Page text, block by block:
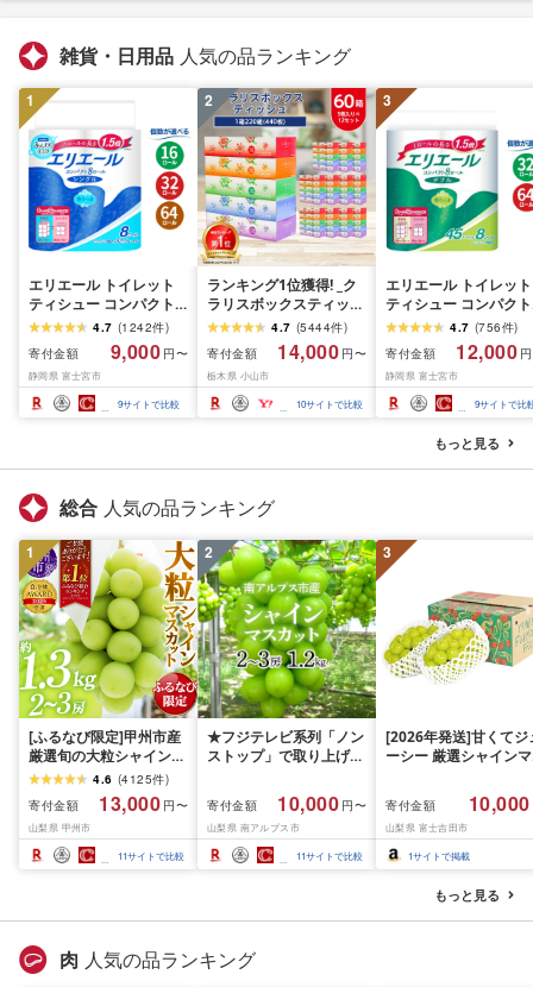
雑貨・日用品 人気の品ランキング
1
エリエール トイレット
ティシュー コンパクト
シングル [個数が選べ
る:16・32・64 ロール]
1.5倍巻 82.5m トイレッ
トペーパー シングル パ
ルプ100% 香りつき 日用
品 消耗品 備蓄 ふるさと
4.7 (1242件)
寄付金額
9,000 円〜
静岡県 富士宮市
9サイトで比較
2
ランキング1位獲得! _ク
ラリスボックスティッシ
ュ60箱(1箱220組(440
枚))(5個入り×12セット)_
ティッシュ ティッシュ
ペーパー 日用品 常備品
生活用品 まとめ買い [配
送不可地域:離島・沖縄
4.7 (5444件)
寄付金額
14,000 円〜
栃木県 小山市
10サイトで比較
3
エリエール トイレット
ティシュー コンパクト
ダブル [選べるロール
数:32・64 ロール] 1.5
巻 45m トイレットペ
パー ダブル パルプ
香りつき 日用品 消耗
備蓄 ふるさと納税 ふ
さと 送料無料 静岡県
4.7 (756件)
寄付金額
12,000
静岡県 富士宮市
9サイトで比
もっと見る
総合 人気の品ランキング
1
[ふるなび限定]甲州市産
厳選旬の大粒シャインマ
スカット 約1.3kg 2〜3
房[2026年発送]
(MG)B12-472 FN-
Limited-VO シャインマ
スカット フルーツ
4.6 (4125件)
寄付金額
13,000 円〜
山梨県 甲州市
11サイトで比較
2
★フジテレビ系列「ノン
ストップ」で取り上げら
先行予約]南アルプス市
産シャインマスカット
1.2kg以上(2〜3房)ふる
さと納税 おすすめ 山梨
県 南アルプス市 送料無
寄付金額 10,000 円〜
山梨県 南アルプス市
11サイトで比較
3
[2026年発送]甘くてジ
ーシー 厳選シャインマ
月前半(1〜15日)から
月下旬までの発送) フ
ーツ ぶどう 果物 山梨
産 2026 旬 大粒 高級
寄付金額 10,000
山梨県 富士吉田市
1サイトで掲載
もっと見る
肉 人気の品ランキング